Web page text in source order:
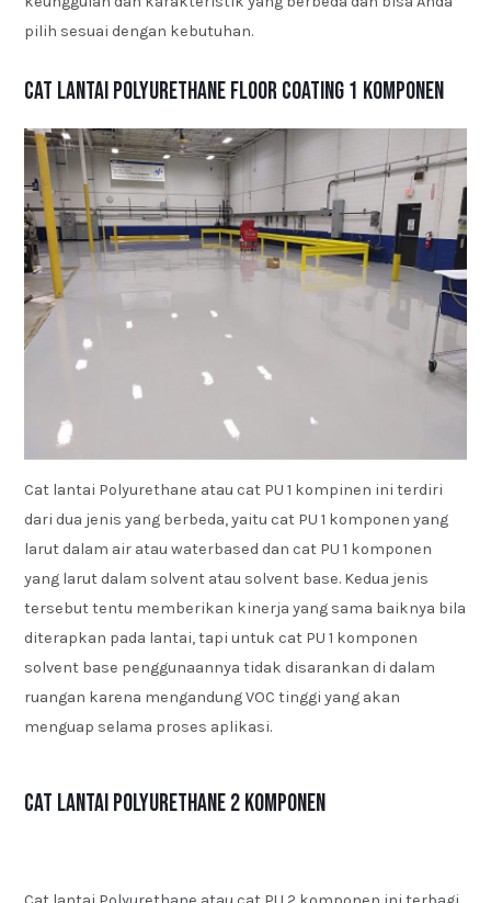
pilih sesuai dengan kebutuhan.
Cat Lantai Polyurethane Floor Coating 1 Komponen
Cat lantai Polyurethane atau cat PU 1 kompinen ini terdiri
dari dua jenis yang berbeda, yaitu cat PU 1 komponen yang
larut dalam air atau waterbased dan cat PU 1 komponen
yang larut dalam solvent atau solvent base. Kedua jenis
tersebut tentu memberikan kinerja yang sama baiknya bila
diterapkan pada lantai, tapi untuk cat PU 1 komponen
solvent base penggunaannya tidak disarankan di dalam
ruangan karena mengandung VOC tinggi yang akan
menguap selama proses aplikasi.
Cat Lantai Polyurethane 2 Komponen